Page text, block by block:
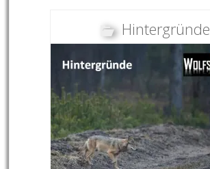
Hintergründe